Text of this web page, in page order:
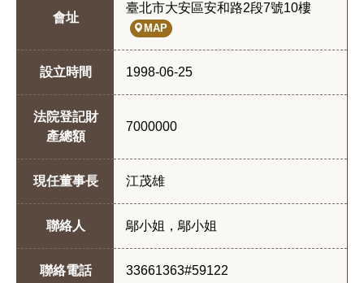
會址
臺北市大安區安和路2段7號10樓
MAP
設立時間 1998-06-25
法院登記財
產總額
7000000
現任董事長 江茂雄
聯絡人 鄔小姐，鄔小姐
聯絡電話 33661363#59122